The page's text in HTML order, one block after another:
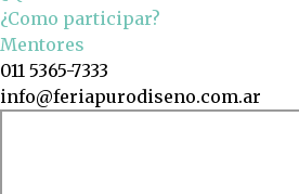
¿Como participar?
Mentores
011 5365-7333
info@feriapurodiseno.com.ar